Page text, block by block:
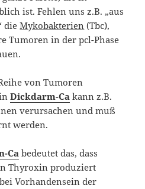
ist. Fehlen uns z.B. „aus
dieMykobakterien (Tbc),
Tumoren in der pcl-Phase
von Tumoren
Dickdarm-Ca kann z.B.
verursachen und muß
werden.
Ca bedeutet das, dass
Thyroxin produziert
Vorhandensein der